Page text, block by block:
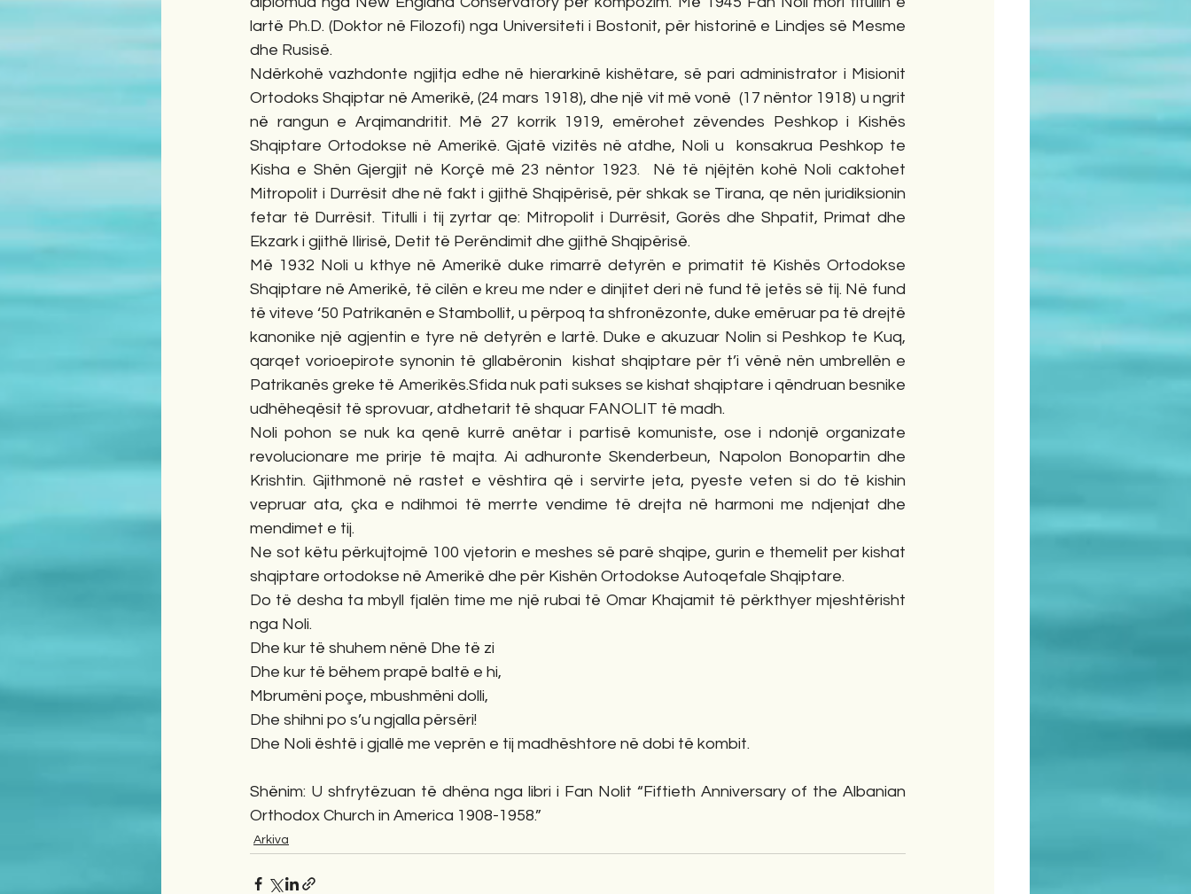
lartë Ph.D. (Doktor në Filozofi) nga Universiteti i Bostonit, për historinë e Lindjes së Mesme
dhe Rusisë.
Ndërkohë vazhdonte ngjitja edhe në hierarkinë kishëtare, së pari administrator i Misionit
Ortodoks Shqiptar në Amerikë, (24 mars 1918), dhe një vit më vonë  (17 nëntor 1918) u ngrit
në rangun e Arqimandritit. Më 27 korrik 1919, emërohet zëvendes Peshkop i Kishës
Shqiptare Ortodokse në Amerikë. Gjatë vizitës në atdhe, Noli u  konsakrua Peshkop te
Kisha e Shën Gjergjit në Korçë më 23 nëntor 1923.  Në të njëjtën kohë Noli caktohet
Mitropolit i Durrësit dhe në fakt i gjithë Shqipërisë, për shkak se Tirana, qe nën juridiksionin
fetar të Durrësit. Titulli i tij zyrtar qe: Mitropolit i Durrësit, Gorës dhe Shpatit, Primat dhe
Ekzark i gjithë Ilirisë, Detit të Perëndimit dhe gjithë Shqipërisë.
Më 1932 Noli u kthye në Amerikë duke rimarrë detyrën e primatit të Kishës Ortodokse
Shqiptare në Amerikë, të cilën e kreu me nder e dinjitet deri në fund të jetës së tij. Në fund
të viteve ‘50 Patrikanën e Stambollit, u përpoq ta shfronëzonte, duke emëruar pa të drejtë
kanonike një agjentin e tyre në detyrën e lartë. Duke e akuzuar Nolin si Peshkop te Kuq,
qarqet vorioepirote synonin të gllabëronin  kishat shqiptare për t’i vënë nën umbrellën e
Patrikanës greke të Amerikës.Sfida nuk pati sukses se kishat shqiptare i qëndruan besnike
udhëheqësit të sprovuar, atdhetarit të shquar FANOLIT të madh.
Noli pohon se nuk ka qenë kurrë anëtar i partisë komuniste, ose i ndonjë organizate
revolucionare me prirje të majta. Ai adhuronte Skenderbeun, Napolon Bonopartin dhe
Krishtin. Gjithmonë në rastet e vështira që i servirte jeta, pyeste veten si do të kishin
vepruar ata, çka e ndihmoi të merrte vendime të drejta në harmoni me ndjenjat dhe
mendimet e tij.
Ne sot këtu përkujtojmë 100 vjetorin e meshes së parë shqipe, gurin e themelit per kishat
shqiptare ortodokse në Amerikë dhe për Kishën Ortodokse Autoqefale Shqiptare.
Do të desha ta mbyll fjalën time me një rubai të Omar Khajamit të përkthyer mjeshtërisht
nga Noli.
Dhe kur të shuhem nënë Dhe të zi
Dhe kur të bëhem prapë baltë e hi,
Mbrumëni poçe, mbushmëni dolli,
Dhe shihni po s’u ngjalla përsëri!
Dhe Noli është i gjallë me veprën e tij madhështore në dobi të kombit.
Shënim: U shfrytëzuan të dhëna nga libri i Fan Nolit “Fiftieth Anniversary of the Albanian
Orthodox Church in America 1908-1958.”
Arkiva